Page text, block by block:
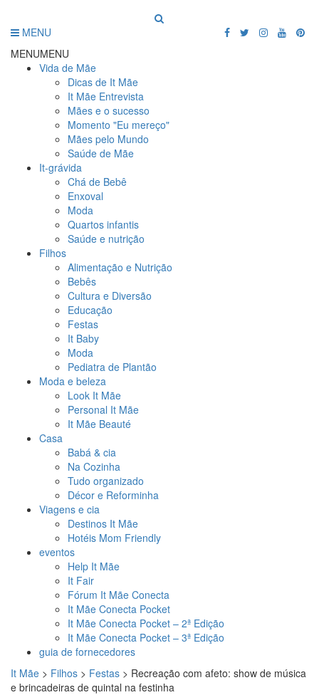
MENU
MENUMENU
Vida de Mãe
Dicas de It Mãe
It Mãe Entrevista
Mães e o sucesso
Momento "Eu mereço"
Mães pelo Mundo
Saúde de Mãe
It-grávida
Chá de Bebê
Enxoval
Moda
Quartos infantis
Saúde e nutrição
Filhos
Alimentação e Nutrição
Bebês
Cultura e Diversão
Educação
Festas
It Baby
Moda
Pediatra de Plantão
Moda e beleza
Look It Mãe
Personal It Mãe
It Mãe Beauté
Casa
Babá & cia
Na Cozinha
Tudo organizado
Décor e Reforminha
Viagens e cia
Destinos It Mãe
Hotéis Mom Friendly
eventos
Help It Mãe
It Fair
Fórum It Mãe Conecta
It Mãe Conecta Pocket
It Mãe Conecta Pocket – 2ª Edição
It Mãe Conecta Pocket – 3ª Edição
guia de fornecedores
It Mãe > Filhos > Festas > Recreação com afeto: show de música
e brincadeiras de quintal na festinha